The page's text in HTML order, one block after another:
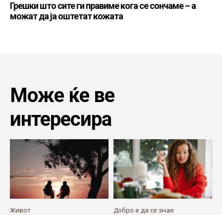
Грешки што сите ги правиме кога се сончаме – а
можат да ја оштетат кожата
Може ќе ве
интересира
Живот Добро е да се знае